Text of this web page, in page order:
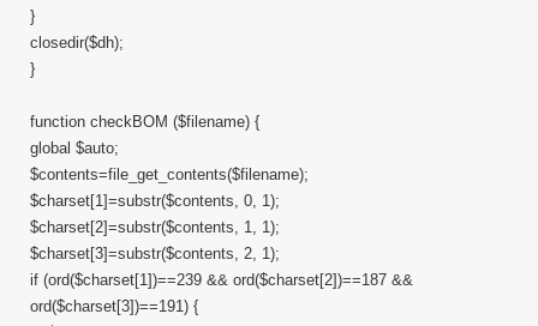
}
closedir($dh);
}
function checkBOM ($filename) {
global $auto;
$contents=file_get_contents($filename);
$charset[1]=substr($contents, 0, 1);
$charset[2]=substr($contents, 1, 1);
$charset[3]=substr($contents, 2, 1);
if (ord($charset[1])==239 && ord($charset[2])==187 &&
ord($charset[3])==191) {